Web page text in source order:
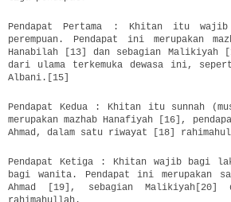
Pendapat Pertama : Khitan itu
perempuan. Pendapat ini merupakan
Hanabilah [13] dan sebagian Malikiyah
dari ulama terkemuka dewasa ini,
Albani.[15]
Pendapat Kedua : Khitan itu sunnah
merupakan mazhab Hanafiyah [16],
Ahmad, dalam satu riwayat [18]
Pendapat Ketiga : Khitan wajib bagi
bagi wanita. Pendapat ini merupakan
Ahmad [19], sebagian Malikiyah[20]